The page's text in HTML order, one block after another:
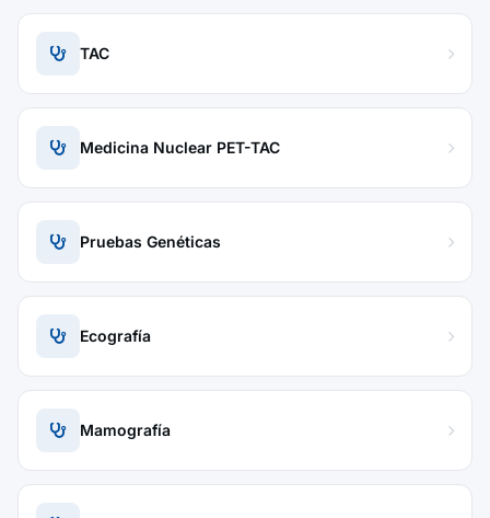
TAC
Medicina Nuclear PET-TAC
Pruebas Genéticas
Ecografía
Mamografía